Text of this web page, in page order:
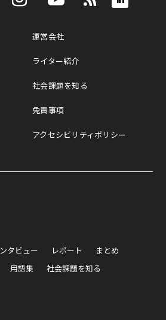
運営会社
ライター紹介
社会課題を知る
免責事項
アクセシビリティポリシー
タビュー レポート
まとめ
用語集 社会課題を知る